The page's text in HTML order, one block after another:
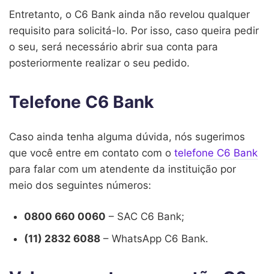
Entretanto, o C6 Bank ainda não revelou qualquer
requisito para solicitá-lo. Por isso, caso queira pedir
o seu, será necessário abrir sua conta para
posteriormente realizar o seu pedido.
Telefone C6 Bank
Caso ainda tenha alguma dúvida, nós sugerimos
que você entre em contato com o telefone C6 Bank
para falar com um atendente da instituição por
meio dos seguintes números:
0800 660 0060 – SAC C6 Bank;
(11) 2832 6088 – WhatsApp C6 Bank.